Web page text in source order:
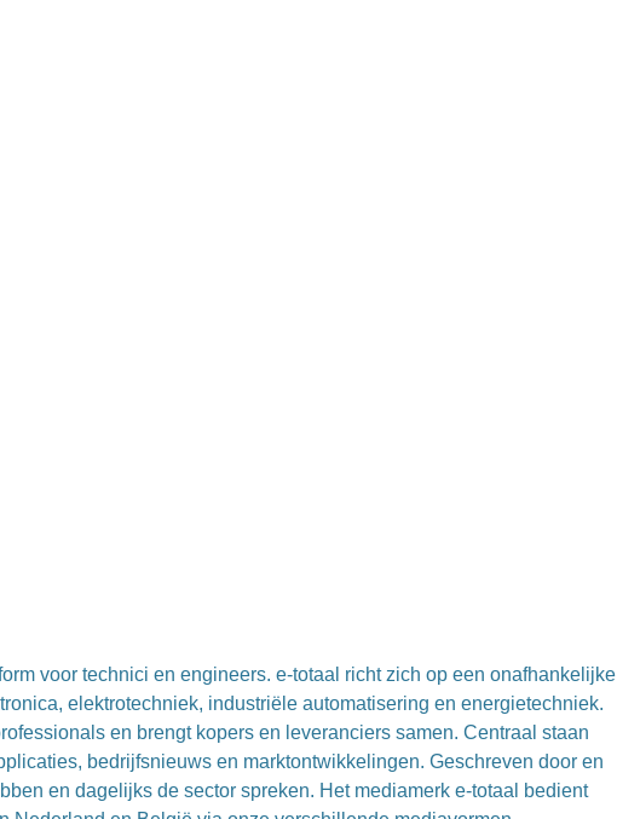
voor technici en engineers. e-totaal richt zich op een onafhankelijke
elektrotechniek, industriële automatisering en energietechniek.
en brengt kopers en leveranciers samen. Centraal staan
bedrijfsnieuws en marktontwikkelingen. Geschreven door en
en dagelijks de sector spreken. Het mediamerk e-totaal bedient